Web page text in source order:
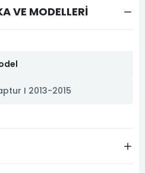
VE MODELLERİ
I 2013-2015